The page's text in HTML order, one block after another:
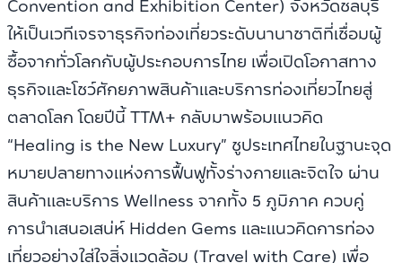
Convention and Exhibition Center) จังหวัดชลบุรี
ให้เป็นเวทีเจรจาธุรกิจท่องเที่ยวระดับนานาชาติที่เชื่อมผู้
ซื้อจากทั่วโลกกับผู้ประกอบการไทย เพื่อเปิดโอกาสทาง
ธุรกิจและโชว์ศักยภาพสินค้าและบริการท่องเที่ยวไทยสู่
ตลาดโลก โดยปีนี้ TTM+ กลับมาพร้อมแนวคิด
“Healing is the New Luxury” ชูประเทศไทยในฐานะจุด
หมายปลายทางแห่งการฟื้นฟูทั้งร่างกายและจิตใจ ผ่าน
สินค้าและบริการ Wellness จากทั้ง 5 ภูมิภาค ควบคู่
การนำเสนอเสน่ห์ Hidden Gems และแนวคิดการท่อง
เที่ยวอย่างใส่ใจสิ่งแวดล้อม (Travel with Care) เพื่อ